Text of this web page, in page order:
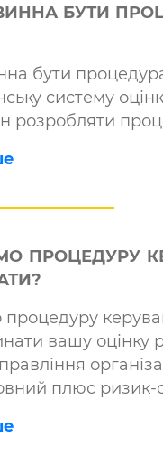
БУТИ
бути
систему
розробляти
ПРОЦЕДУРУ
вашу оцінку
плюс ризик-